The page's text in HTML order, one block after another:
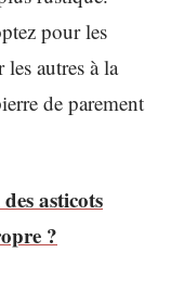
pour les
autres à la
de parement
asticots
?